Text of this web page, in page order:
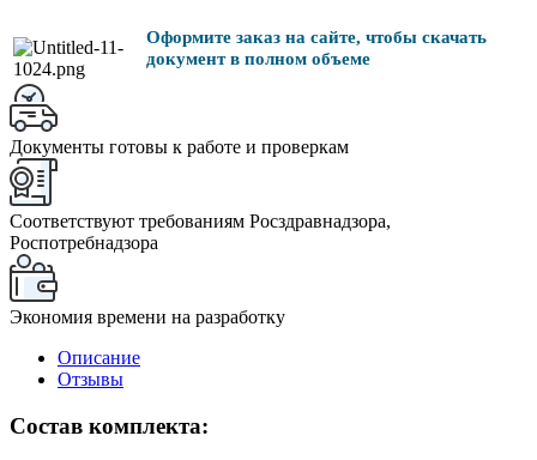
Оформите заказ на сайте, чтобы скачать
документ в полном объеме
Документы готовы к работе и проверкам
Соответствуют требованиям Росздравнадзора,
Роспотребнадзора
Экономия времени на разработку
Описание
Отзывы
Состав комплекта: